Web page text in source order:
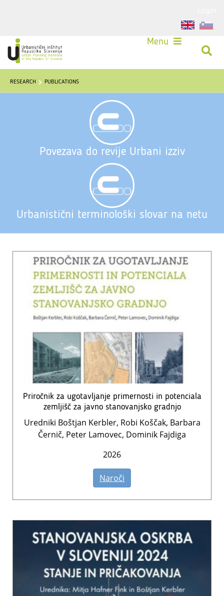
Menu
RESEARCH PUBLICATIONS
Povezava do revije Urbani izziv
Urbanistični terminološki slovar na netu
Priročnik za ugotavljanje primernosti in potenciala
zemljišč za javno stanovanjsko gradnjo
Uredniki Boštjan Kerbler, Robi Koščak, Barbara
Černič, Peter Lamovec, Dominik Fajdiga
2026
Naroči